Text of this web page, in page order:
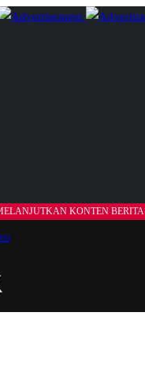
KONTEN BERITA